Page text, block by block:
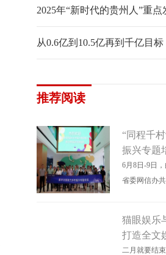
2025年“新时代的贵州人”重
从0.6亿到10.5亿再到千亿目
推荐阅读
“同程千
振兴专题
6月8日-9日
省委网信办
猫眼娱乐
打造全文
二月就要结